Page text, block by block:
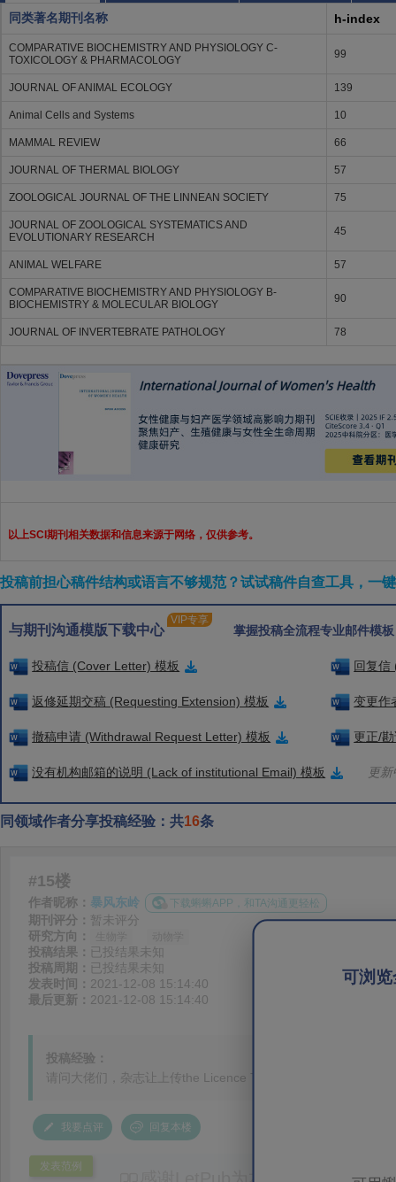
同类著名期刊名称 h-index
COMPARATIVE BIOCHEMISTRY AND PHYSIOLOGY C-
TOXICOLOGY & PHARMACOLOGY
99
JOURNAL OF ANIMAL ECOLOGY 139
Animal Cells and Systems 10
MAMMAL REVIEW 66
JOURNAL OF THERMAL BIOLOGY 57
ZOOLOGICAL JOURNAL OF THE LINNEAN SOCIETY 75
JOURNAL OF ZOOLOGICAL SYSTEMATICS AND
EVOLUTIONARY RESEARCH
45
ANIMAL WELFARE 57
COMPARATIVE BIOCHEMISTRY AND PHYSIOLOGY B-
BIOCHEMISTRY & MOLECULAR BIOLOGY
90
JOURNAL OF INVERTEBRATE PATHOLOGY 78
以上SCI期刊相关数据和信息来源于网络，仅供参考。
投稿前担心稿件结构或语言不够规范？试试稿件自查工具，一
与期刊沟通模版下载中心
VIP专享
掌握投稿全流程专业邮件模
投稿信 (Cover Letter) 模板 回复信
返修延期交稿 (Requesting Extension) 模板 变更作
撤稿申请 (Withdrawal Request Letter) 模板 更正/
没有机构邮箱的说明 (Lack of institutional Email) 模板 更
同领域作者分享投稿经验：共16条
可浏
#15楼
作者昵称： 暴风东岭 下载蝌蝌APP，和TA沟通更轻松
期刊评分： 暂未评分
研究方向：
投稿结果： 已投结果未知
投稿周期： 已投结果未知
发表时间： 2021-12-08 15:14:40
最后更新： 2021-12-08 15:14:40
投稿经验：
请问大佬们，杂志让上传the Licence To Publish form，有人下
我要点评 回复本楼
发表范例